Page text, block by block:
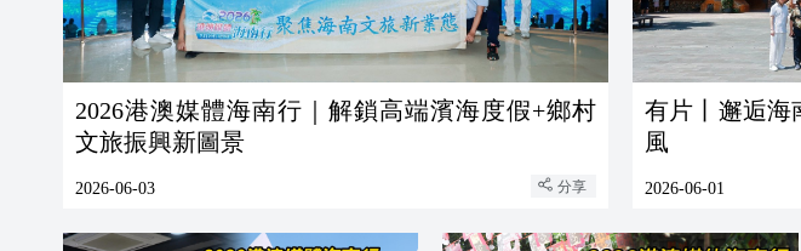
2026港澳媒體海南行｜解鎖高端濱海度假+鄉村
文旅振興新圖景
2026-06-03 分享
有片丨邂逅海
風
2026-06-01